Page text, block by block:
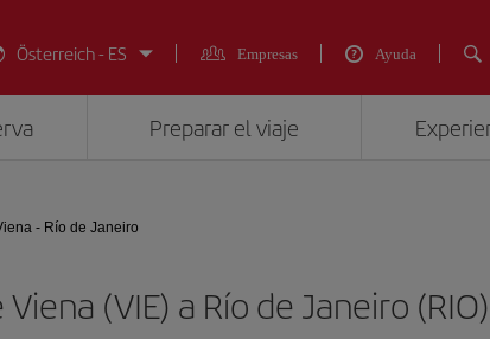
Österreich - ES
Empresas Ayuda
Preparar el viaje
- Río de Janeiro
Viena (VIE) a Río de Janeiro